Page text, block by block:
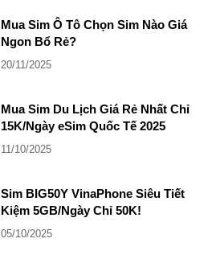
Mua Sim Ô Tô Chọn Sim Nào Giá
Ngon Bổ Rẻ?
20/11/2025
Mua Sim Du Lịch Giá Rẻ Nhất Chỉ
15K/Ngày eSim Quốc Tế 2025
11/10/2025
Sim BIG50Y VinaPhone Siêu Tiết
Kiệm 5GB/Ngày Chỉ 50K!
05/10/2025